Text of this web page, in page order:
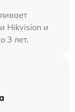
Hikvision и
3 лет.